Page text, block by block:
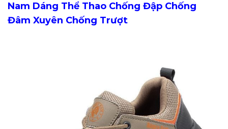
Nam Dáng Thể Thao Chống Đập Chống
Đâm Xuyên Chống Trượt